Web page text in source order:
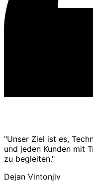
"Unser Ziel ist es,
und jeden Kunden mit
zu begleiten."
Dejan Vintonjiv